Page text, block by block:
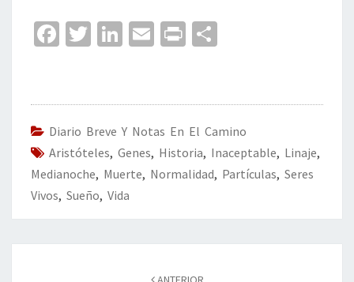
Fa
o
o
k
T
er
Li
dI
n
E
l
Pr
p
ar
tir
Diario Breve Y Notas En El Camino
Aristóteles, Genes, Historia, Inaceptable, Linaje,
Medianoche, Muerte, Normalidad, Partículas, Seres
Vivos, Sueño, Vida